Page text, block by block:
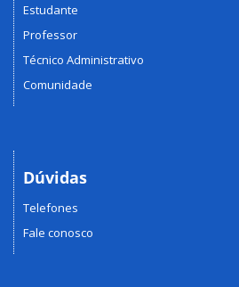
Estudante
Professor
Técnico Administrativo
Comunidade
Dúvidas
Telefones
Fale conosco